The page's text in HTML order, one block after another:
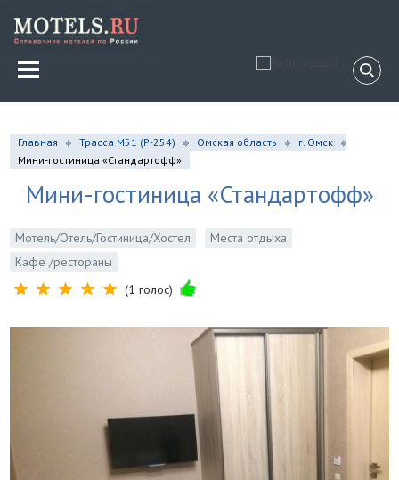
Главная Трасса М51 (P-254) Омская область
г. Омск
Мини-гостиница «Стандартофф»
Мини-гостиница «Стандартофф»
Мотель/Отель/Гостиница/Хостел
Места отдыха
Кафе /рестораны
(1 голос)